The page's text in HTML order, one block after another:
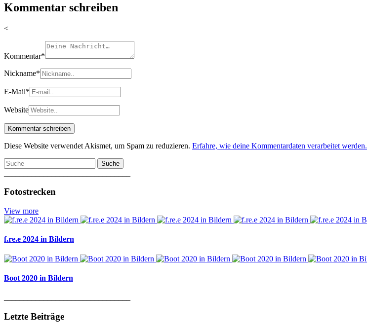
Kommentar schreiben
<
Kommentar*
Nickname*
E-Mail*
Website
Diese Website verwendet Akismet, um Spam zu reduzieren. Erfahre, wie deine Kommentardaten verarbeitet werden.
Suche
Fotostrecken
View more
f.re.e 2024 in Bildern
Boot 2020 in Bildern
Letzte Beiträge